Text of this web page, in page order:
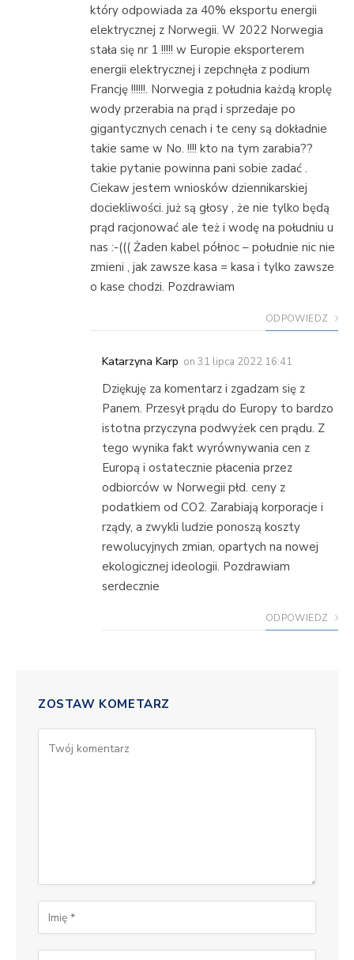
który odpowiada za 40% eksportu energii
elektrycznej z Norwegii. W 2022 Norwegia
stała się nr 1 !!!!! w Europie eksporterem
energii elektrycznej i zepchnęła z podium
Francję !!!!!!. Norwegia z południa każdą kroplę
wody przerabia na prąd i sprzedaje po
gigantycznych cenach i te ceny są dokładnie
takie same w No. !!!! kto na tym zarabia??
takie pytanie powinna pani sobie zadać .
Ciekaw jestem wniosków dziennikarskiej
dociekliwości. już są głosy , że nie tylko będą
prąd racjonować ale też i wodę na południu u
nas :-((( Żaden kabel północ – południe nic nie
zmieni , jak zawsze kasa = kasa i tylko zawsze
o kase chodzi. Pozdrawiam
ODPOWIEDZ
Katarzyna Karp on 31 lipca 2022 16:41
Dziękuję za komentarz i zgadzam się z
Panem. Przesył prądu do Europy to bardzo
istotna przyczyna podwyżek cen prądu. Z
tego wynika fakt wyrównywania cen z
Europą i ostatecznie płacenia przez
odbiorców w Norwegii płd. ceny z
podatkiem od CO2. Zarabiają korporacje i
rządy, a zwykli ludzie ponoszą koszty
rewolucyjnych zmian, opartych na nowej
ekologicznej ideologii. Pozdrawiam
serdecznie
ODPOWIEDZ
ZOSTAW KOMETARZ